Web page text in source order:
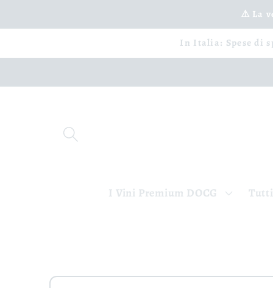
ai contenuti
⚠️ La
In Italia: Spese di
I Vini Premium DOCG